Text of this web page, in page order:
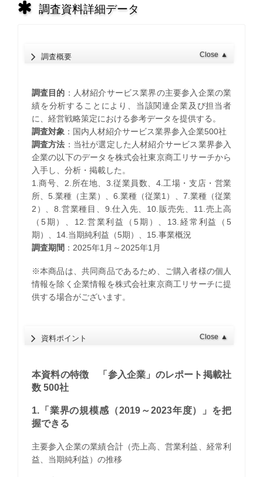
調査資料詳細データ
調査概要 Close ▲
調査目的 ：人材紹介サービス業界の主要参入企業の業
績を分析することにより、当該関連企業及び担当者
に、経営戦略策定における参考データを提供する。
調査対象：国内人材紹介サービス業界参入企業500社
調査方法 ：当社が選定した人材紹介サービス業界参入
企業の以下のデータを株式会社東京商工リサーチから
入手し、分析・掲載した。
1.商号、2.所在地、3.従業員数、4.工場・支店・営業
所、5.業種（主業）、6.業種（従業1）、7.業種（従業
2）、8.営業種目、9.仕入先、10.販売先、11.売上高
（5期）、12.営業利益（5期）、13.経常利益（5
期）、14.当期純利益（5期）、15.事業概況
調査期間 ：2025年1月～2025年1月
※本商品は、共同商品であるため、ご購入者様の個人
情報を除く企業情報を株式会社東京商工リサーチに提
供する場合がございます。
資料ポイント Close ▲
本資料の特徴 「参入企業」のレポート掲載社
数 500社
1.「業界の規模感（2019～2023年度）」を把
握できる
主要参入企業の業績合計（売上高、営業利益、経常利
益、当期純利益）の推移